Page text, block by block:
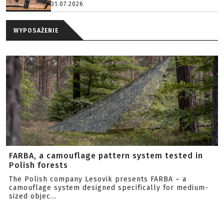
31.07.2026
WYPOSAŻENIE
FARBA, a camouflage pattern system tested in
Polish forests
The Polish company Lesovik presents FARBA – a
camouflage system designed specifically for medium-
sized objec...